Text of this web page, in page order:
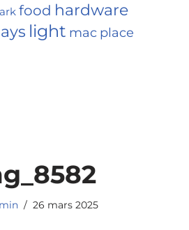
food hardware
light mac place
26 mars 2025